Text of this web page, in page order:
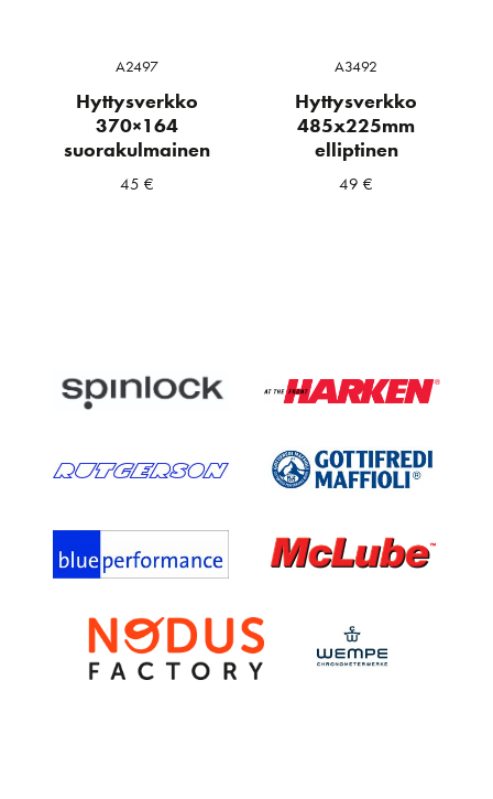
A2497
Hyttysverkko
370×164
suorakulmainen
45 €
A3492
Hyttysverkko
485x225mm
elliptinen
49€